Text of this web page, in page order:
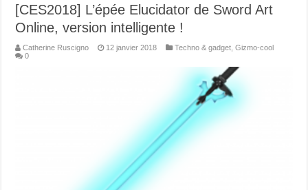
[CES2018] L’épée Elucidator de Sword Art
Online, version intelligente !
Catherine Ruscigno 12 janvier 2018 Techno & gadget ,Gizmo-cool
0